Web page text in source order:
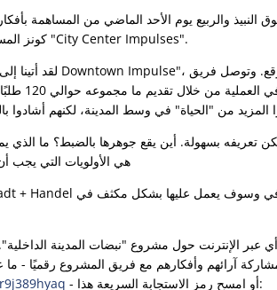
2040"، تمكن زوار سوق النبيذ والربيع يوم الأحد الماضي من
كونز المستقبلي في جناح مشروع نموذج "City Center Impulses".
المشروع إلى
تعريفه بسهولة. أين يقع جوهرها بالضبط؟ ما الذي
هي الأولويات التي يجب
رأي عبر الإنترنت حول مشروع "نبضات المدينة
- أو امسح رمز الاستجابة السريعة هذا: